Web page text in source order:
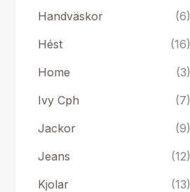
Handväskor
(6)
Hést
(16)
Home
(3)
Ivy Cph
(7)
Jackor
(9)
Jeans
(12)
Kjolar
(13)